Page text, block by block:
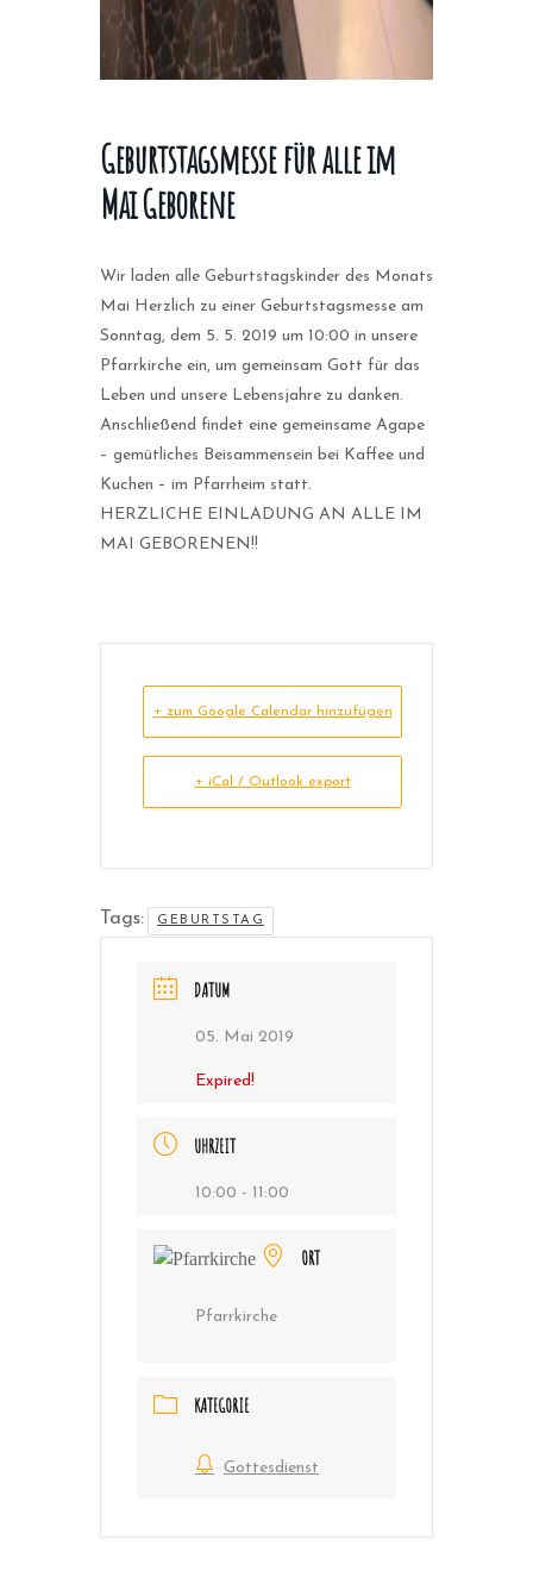
Geburtstagsmesse für alle im
Mai Geborene
Wir laden alle Geburtstagskinder des Monats
Mai Herzlich zu einer Geburtstagsmesse am
Sonntag, dem 5. 5. 2019 um 10:00 in unsere
Pfarrkirche ein, um gemeinsam Gott für das
Leben und unsere Lebensjahre zu danken.
Anschließend findet eine gemeinsame Agape
– gemütliches Beisammensein bei Kaffee und
Kuchen – im Pfarrheim statt.
HERZLICHE EINLADUNG AN ALLE IM
MAI GEBORENEN!!
+ zum Google Calendar hinzufügen
+ iCal / Outlook export
Tags: GEBURTSTAG
DATUM
05. Mai 2019
Expired!
UHRZEIT
10:00 - 11:00
ORT
Pfarrkirche
KATEGORIE
Gottesdienst